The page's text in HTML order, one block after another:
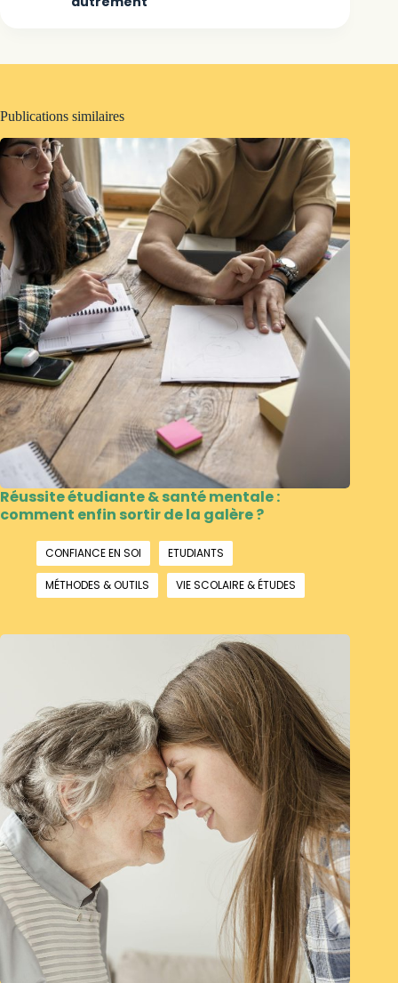
Publications similaires
Réussite étudiante & santé mentale :
comment enfin sortir de la galère ?
CONFIANCE EN SOI ETUDIANTS
MÉTHODES & OUTILS VIE SCOLAIRE & ÉTUDES